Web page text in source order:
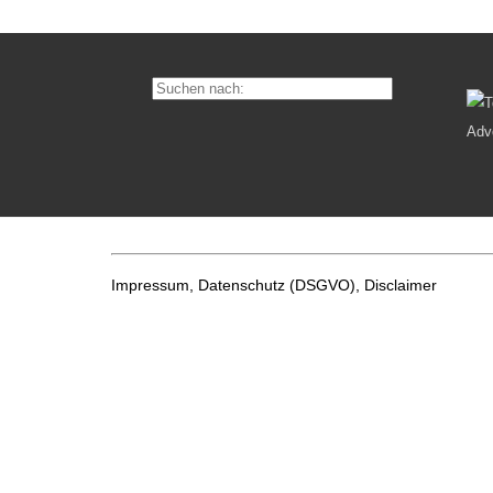
Impressum, Datenschutz (DSGVO), Disclaimer